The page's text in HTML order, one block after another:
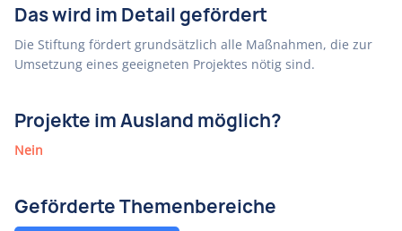
Das wird im Detail gefördert
Die Stiftung fördert grundsätzlich alle Maßnahmen, die zur
Umsetzung eines geeigneten Projektes nötig sind.
Projekte im Ausland möglich?
Nein
Geförderte Themenbereiche